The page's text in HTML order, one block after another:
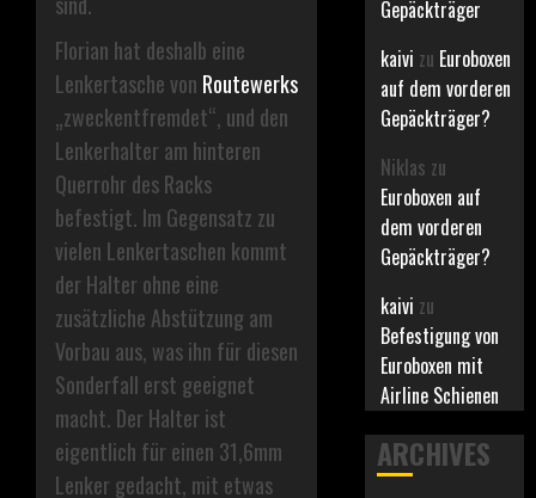
Florian hat deshalb eine
Lenkertasche von Routewerks
„zweckentfremdet“, und den
Lenkerhalter am hinteren
Querrohr des Racks
befestigt. Im Gegensatz zu
vielen Lenkertaschen kommt
der Halter ohne eine
zusätzliche Abstützung am
Vorbau aus, was ihn für diesen
Sonderfall erst geeignet
macht. Der Halter ist
eigentlich für einen 31,6mm
Lenker gedacht, mit etwas
Gepäckträger
kaivi zu Euroboxen
auf dem vorderen
Gepäckträger?
Niklas zu
Euroboxen auf
dem vorderen
Gepäckträger?
kaivi zu
Befestigung von
Euroboxen mit
Airline Schienen
ARCHIVES